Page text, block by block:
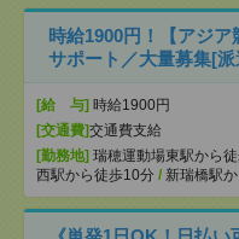
時給1900円！【アジ
サポート／大量募集[派
[給 与] 時給1900円
[交通費]交通費支給
[勤務地] 瑞穂運動場東駅から
西駅から徒歩10分 / 新瑞橋駅